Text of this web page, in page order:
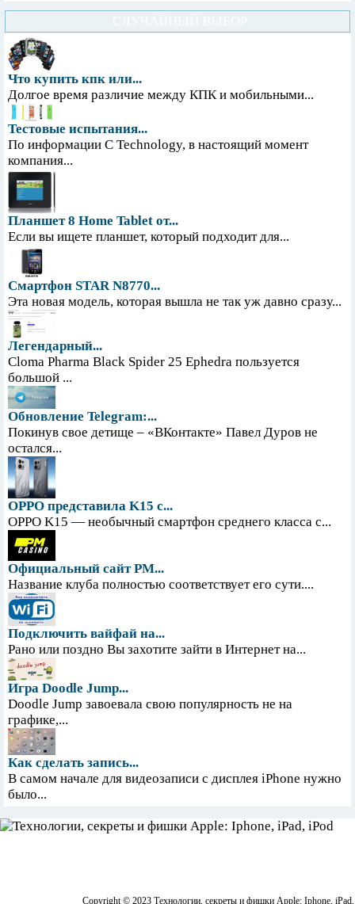
Что купить кпк или...
Долгое время различие между КПК и мобильными...
Тестовые испытания...
По информации С Technology, в настоящий момент
компания...
Планшет 8 Home Tablet от...
Если вы ищете планшет, который подходит для...
Смартфон STAR N8770...
Эта новая модель, которая вышла не так уж давно сразу...
Легендарный...
Cloma Pharma Black Spider 25 Ephedra пользуется
большой ...
Обновление Telegram:...
Покинув свое детище – «ВКонтакте» Павел Дуров не
остался...
OPPO представила K15 с...
OPPO K15 — необычный смартфон среднего класса с...
Официальный сайт PM...
Название клуба полностью соответствует его сути....
Подключить вайфай на...
Рано или поздно Вы захотите зайти в Интернет на...
Игра Doodle Jump...
Doodle Jump завоевала свою популярность не на
графике,...
Как сделать запись...
В самом начале для видеозаписи с дисплея iPhone нужно
было...
Copyright © 2023 Технологии, секреты и фишки Apple: Iphone, iPad,